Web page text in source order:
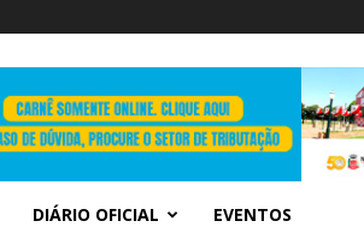
DIÁRIO OFICIAL EVENTOS